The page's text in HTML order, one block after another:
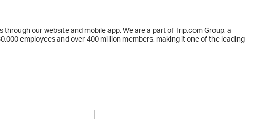
our website and mobile app. We are a part of Trip.com Group, a
employees and over 400 million members, making it one of the leading